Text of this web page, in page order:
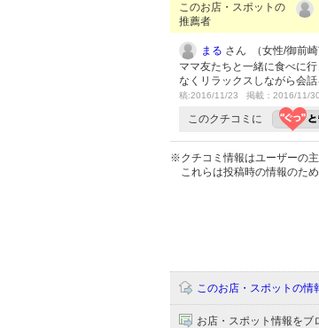
このお店・スポットの
推薦者
まる さん （女性/御前崎
ママ友たちと一緒に食べに
なくリラックスしながら会
稿:2016/11/23 掲載：2016/11/30
このクチコミに
※クチコミ情報はユーザーの主
これらは投稿時の情報のた
このお店・スポットの情
お店・スポット情報をブ